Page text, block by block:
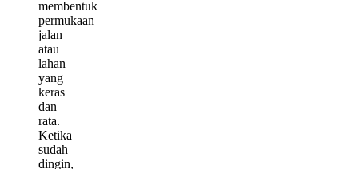
membentuk
permukaan
jalan
atau
lahan
yang
keras
dan
rata.
Ketika
sudah
dingin,